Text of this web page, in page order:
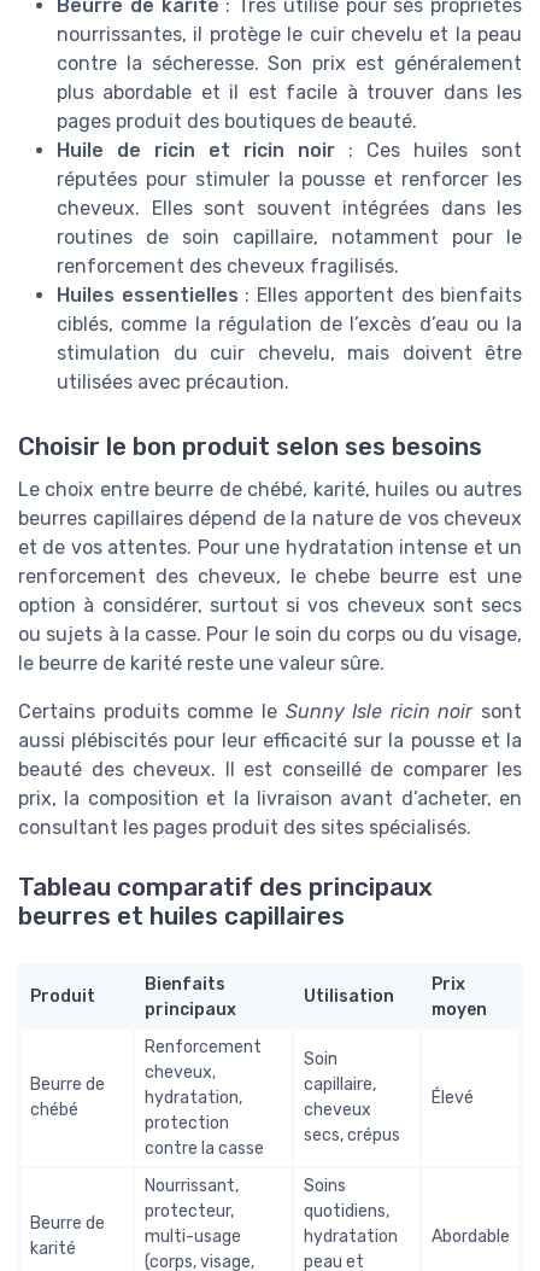
Beurre de karité : Très utilisé pour ses propriétés
nourrissantes, il protège le cuir chevelu et la peau
contre la sécheresse. Son prix est généralement
plus abordable et il est facile à trouver dans les
pages produit des boutiques de beauté.
Huile de ricin et ricin noir : Ces huiles sont
réputées pour stimuler la pousse et renforcer les
cheveux. Elles sont souvent intégrées dans les
routines de soin capillaire, notamment pour le
renforcement des cheveux fragilisés.
Huiles essentielles : Elles apportent des bienfaits
ciblés, comme la régulation de l’excès d’eau ou la
stimulation du cuir chevelu, mais doivent être
utilisées avec précaution.
Choisir le bon produit selon ses besoins
Le choix entre beurre de chébé, karité, huiles ou autres
beurres capillaires dépend de la nature de vos cheveux
et de vos attentes. Pour une hydratation intense et un
renforcement des cheveux, le chebe beurre est une
option à considérer, surtout si vos cheveux sont secs
ou sujets à la casse. Pour le soin du corps ou du visage,
le beurre de karité reste une valeur sûre.
Certains produits comme le Sunny Isle ricin noirsont
aussi plébiscités pour leur efficacité sur la pousse et la
beauté des cheveux. Il est conseillé de comparer les
prix, la composition et la livraison avant d’acheter, en
consultant les pages produit des sites spécialisés.
Tableau comparatif des principaux
beurres et huiles capillaires
Produit
Bienfaits
principaux
Utilisation
Prix
moyen
Beurre de
chébé
Renforcement
cheveux,
hydratation,
protection
contre la casse
Soin
capillaire,
cheveux
secs, crépus
Élevé
Beurre de
karité
Nourrissant,
protecteur,
multi-usage
(corps, visage,
Soins
quotidiens,
hydratation
peau et
Abordable